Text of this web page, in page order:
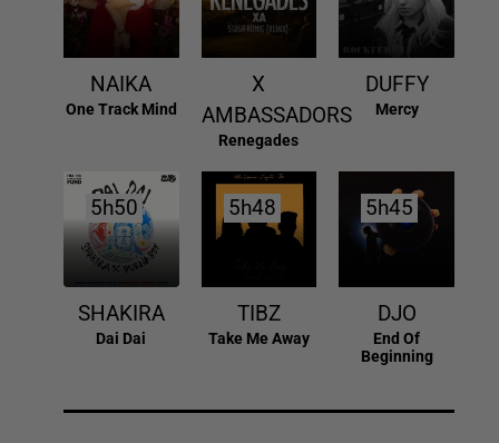
NAIKA
One Track Mind
X
AMBASSADORS
Renegades
DUFFY
Mercy
5h50
5h50
SHAKIRA
Dai Dai
5h48
5h48
TIBZ
Take Me Away
5h45
5h45
DJO
End Of
Beginning